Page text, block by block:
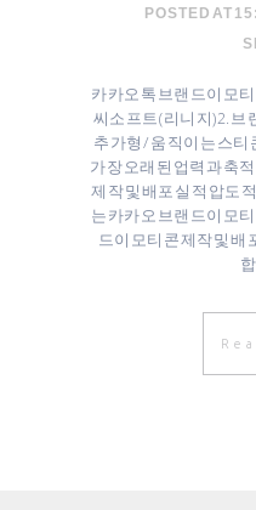
POSTED AT
카카오톡 브랜드이모티
씨소프트 (리니지) ​2. 브
추가형 / 움직이는 스티
가장 오래된 업력과 축
제작 및 배포 실적 압도
는 카카오 브랜드이모
드이모티콘 제작 및 배